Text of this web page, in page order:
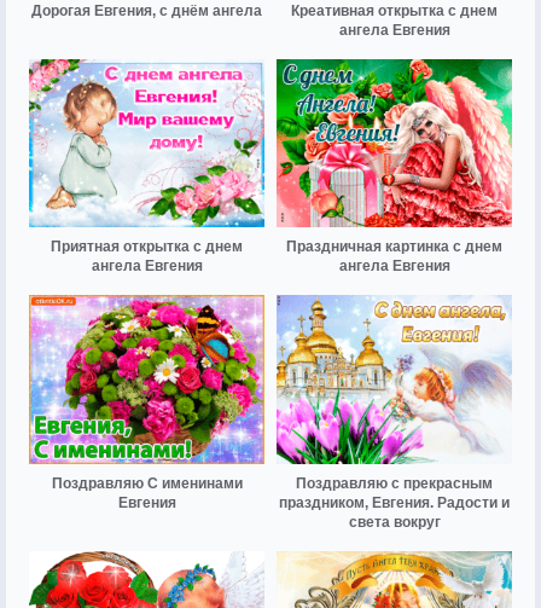
Дорогая Евгения, с днём ангела
Креативная открытка с днем
ангела Евгения
Приятная открытка с днем
ангела Евгения
Праздничная картинка с днем
ангела Евгения
Поздравляю С именинами
Евгения
Поздравляю с прекрасным
праздником, Евгения. Радости и
света вокруг